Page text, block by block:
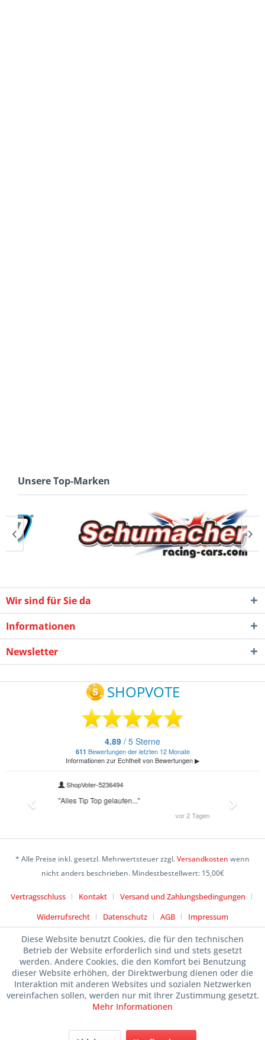
Unsere Top-Marken
Wir sind für Sie da
Informationen
Newsletter
* Alle Preise inkl. gesetzl. Mehrwertsteuer zzgl.Versandkosten wenn
nicht anders beschrieben. Mindestbestellwert: 15,00€
Vertragsschluss Kontakt
Versand und Zahlungsbedingungen
Widerrufsrecht
Datenschutz AGB Impressum
Diese Website benutzt Cookies, die für den technischen
Betrieb der Website erforderlich sind und stets gesetzt
werden. Andere Cookies, die den Komfort bei Benutzung
dieser Website erhöhen, der Direktwerbung dienen oder die
Interaktion mit anderen Websites und sozialen Netzwerken
vereinfachen sollen, werden nur mit Ihrer Zustimmung gesetzt.
Mehr Informationen